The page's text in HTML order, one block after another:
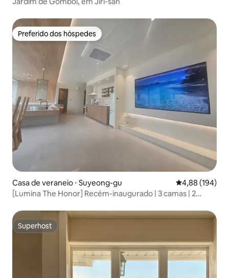
Preferido dos hóspedes
Preferido dos hóspedes
Casa de veraneio ⋅ Suyeong-gu 4,88 de uma
4,88 (194)
[Lumina The Honor] Recém-inaugurado | 3 camas | 2
Higienização completa
Superhost
Superhost